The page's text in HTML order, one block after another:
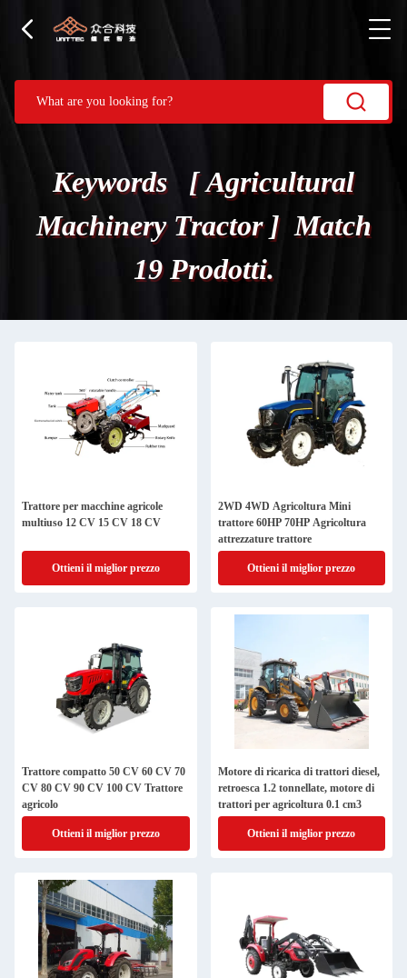
Keywords [ Agricultural
Machinery Tractor ] Match
19 Prodotti.
Trattore per macchine agricole
multiuso 12 CV 15 CV 18 CV
Ottieni il miglior prezzo
2WD 4WD Agricoltura Mini
trattore 60HP 70HP Agricoltura
attrezzature trattore
Ottieni il miglior prezzo
Trattore compatto 50 CV 60 CV 70
CV 80 CV 90 CV 100 CV Trattore
agricolo
Ottieni il miglior prezzo
Motore di ricarica di trattori diesel,
retroesca 1.2 tonnellate, motore di
trattori per agricoltura 0.1 cm3
Ottieni il miglior prezzo